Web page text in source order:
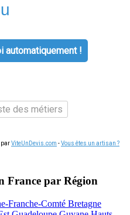
!
des métiers
parViteUnDevis.com -Vous êtes un artisan ?
France par Région
Franche-Comté Bretagne